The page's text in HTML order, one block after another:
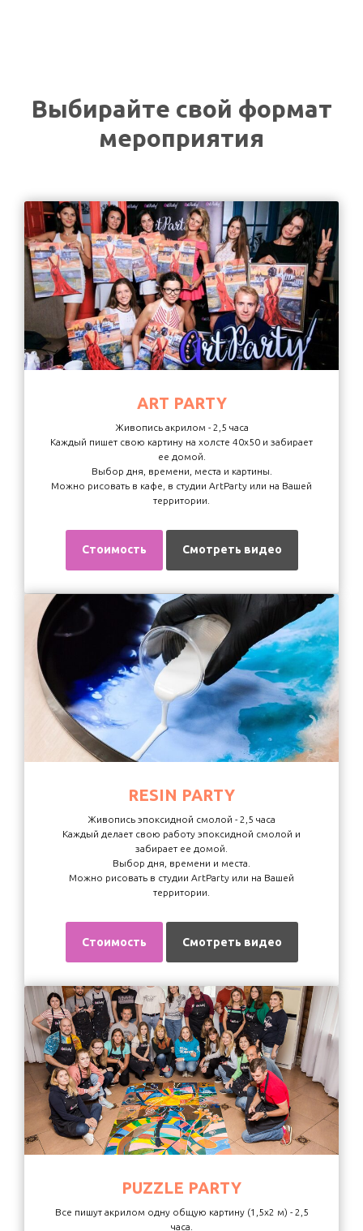
Выбирайте свой формат
мероприятия
ART PARTY
Живопись акрилом - 2,5 часа
Каждый пишет свою картину на холсте 40х50 и забирает
ее домой.
Выбор дня, времени, места и картины.
Можно рисовать в кафе, в студии ArtParty или на Вашей
территории.
Стоимость Смотреть видео
RESIN PARTY
Живопись эпоксидной смолой - 2,5 часа
Каждый делает свою работу эпоксидной смолой и
забирает ее домой.
Выбор дня, времени и места.
Можно рисовать в студии ArtParty или на Вашей
территории.
Стоимость Смотреть видео
PUZZLE PARTY
Все пишут акрилом одну общую картину (1,5х2 м) - 2,5
часа.